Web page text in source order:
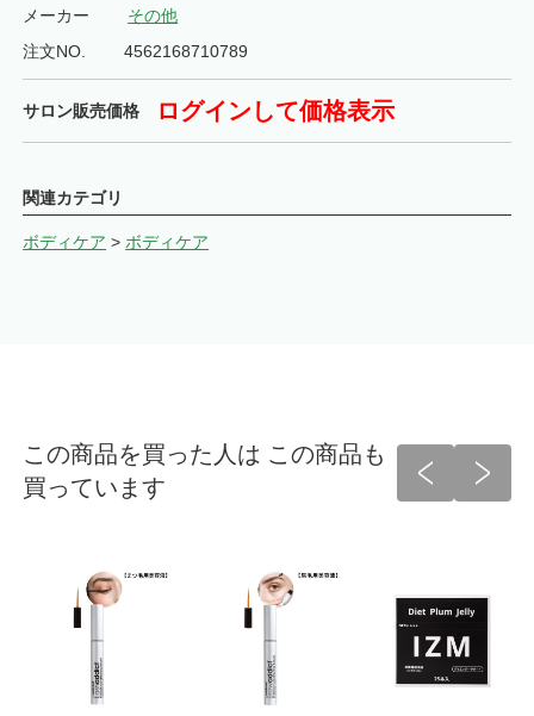
メーカー
その他
注文NO.
4562168710789
サロン販売価格 ログインして価格表示
関連カテゴリ
ボディケア > ボディケア
この商品を買った人は この商品も
買っています